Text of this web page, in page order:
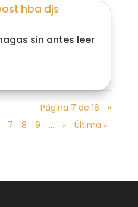
sin antes leer
Página 7 de 16
«
7 8 9 ... » Última »